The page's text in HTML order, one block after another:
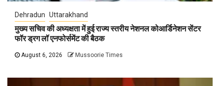
Dehradun Uttarakhand
मुख्य सचिव की अध्यक्षता में हुई राज्य स्तरीय नेशनल कोआर्डिनेशन सेंटर
फॉर ड्रग लॉ एनफोर्समेंट की बैठक
August 6, 2026 Mussoorie Times